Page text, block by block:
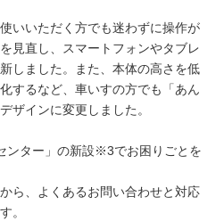
いいただく方でも迷わずに操作が
見直し、スマートフォンやタブレ
しました。また、本体の高さを低
するなど、車いすの方でも「あん
ザインに変更しました。
ンター」の新設※3でお困りごとを
ら、よくあるお問い合わせと対応
。